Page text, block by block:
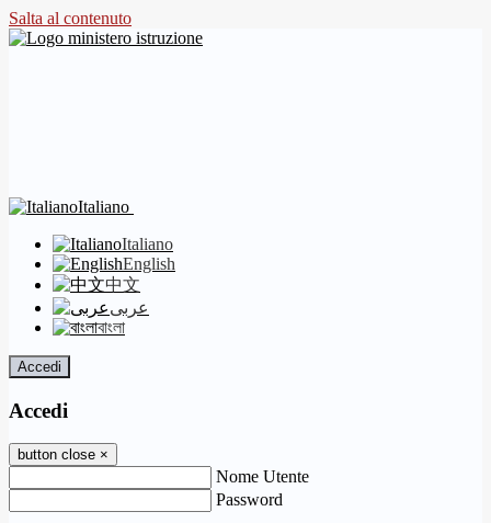
Salta al contenuto
Italiano
Italiano
English
中文
عربى
বাংলা
Accedi
Accedi
button close ×
Nome Utente
Password